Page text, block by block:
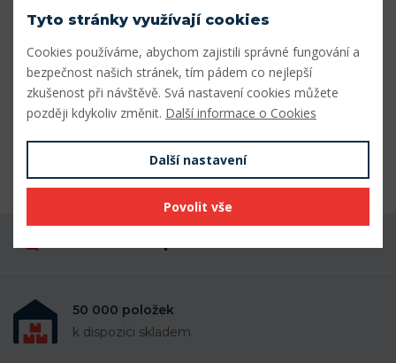
Parametry
Vnitřní průměr (mm)
Vnější průměr (mm)
50 000 položek
k dispozici skladem
Tyto stránky využívají cookies
Cookies používáme, abychom zajistili správné fungování a
bezpečnost našich stránek, tím pádem co nejlepší
zkušenost při návštěvě. Svá nastavení cookies můžete
později kdykoliv změnit. Další informace o Cookies
Další nastavení
Povolit vše